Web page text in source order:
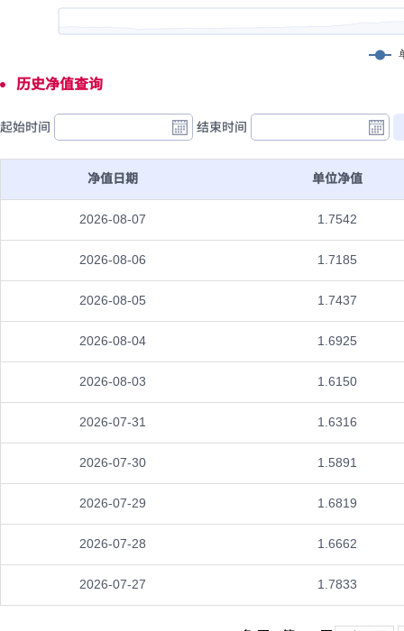
历史净值查询
起始时间 结束时间
净值日期 单位净值
2026-08-07 1.7542
2026-08-06 1.7185
2026-08-05 1.7437
2026-08-04 1.6925
2026-08-03 1.6150
2026-07-31 1.6316
2026-07-30 1.5891
2026-07-29 1.6819
2026-07-28 1.6662
2026-07-27 1.7833